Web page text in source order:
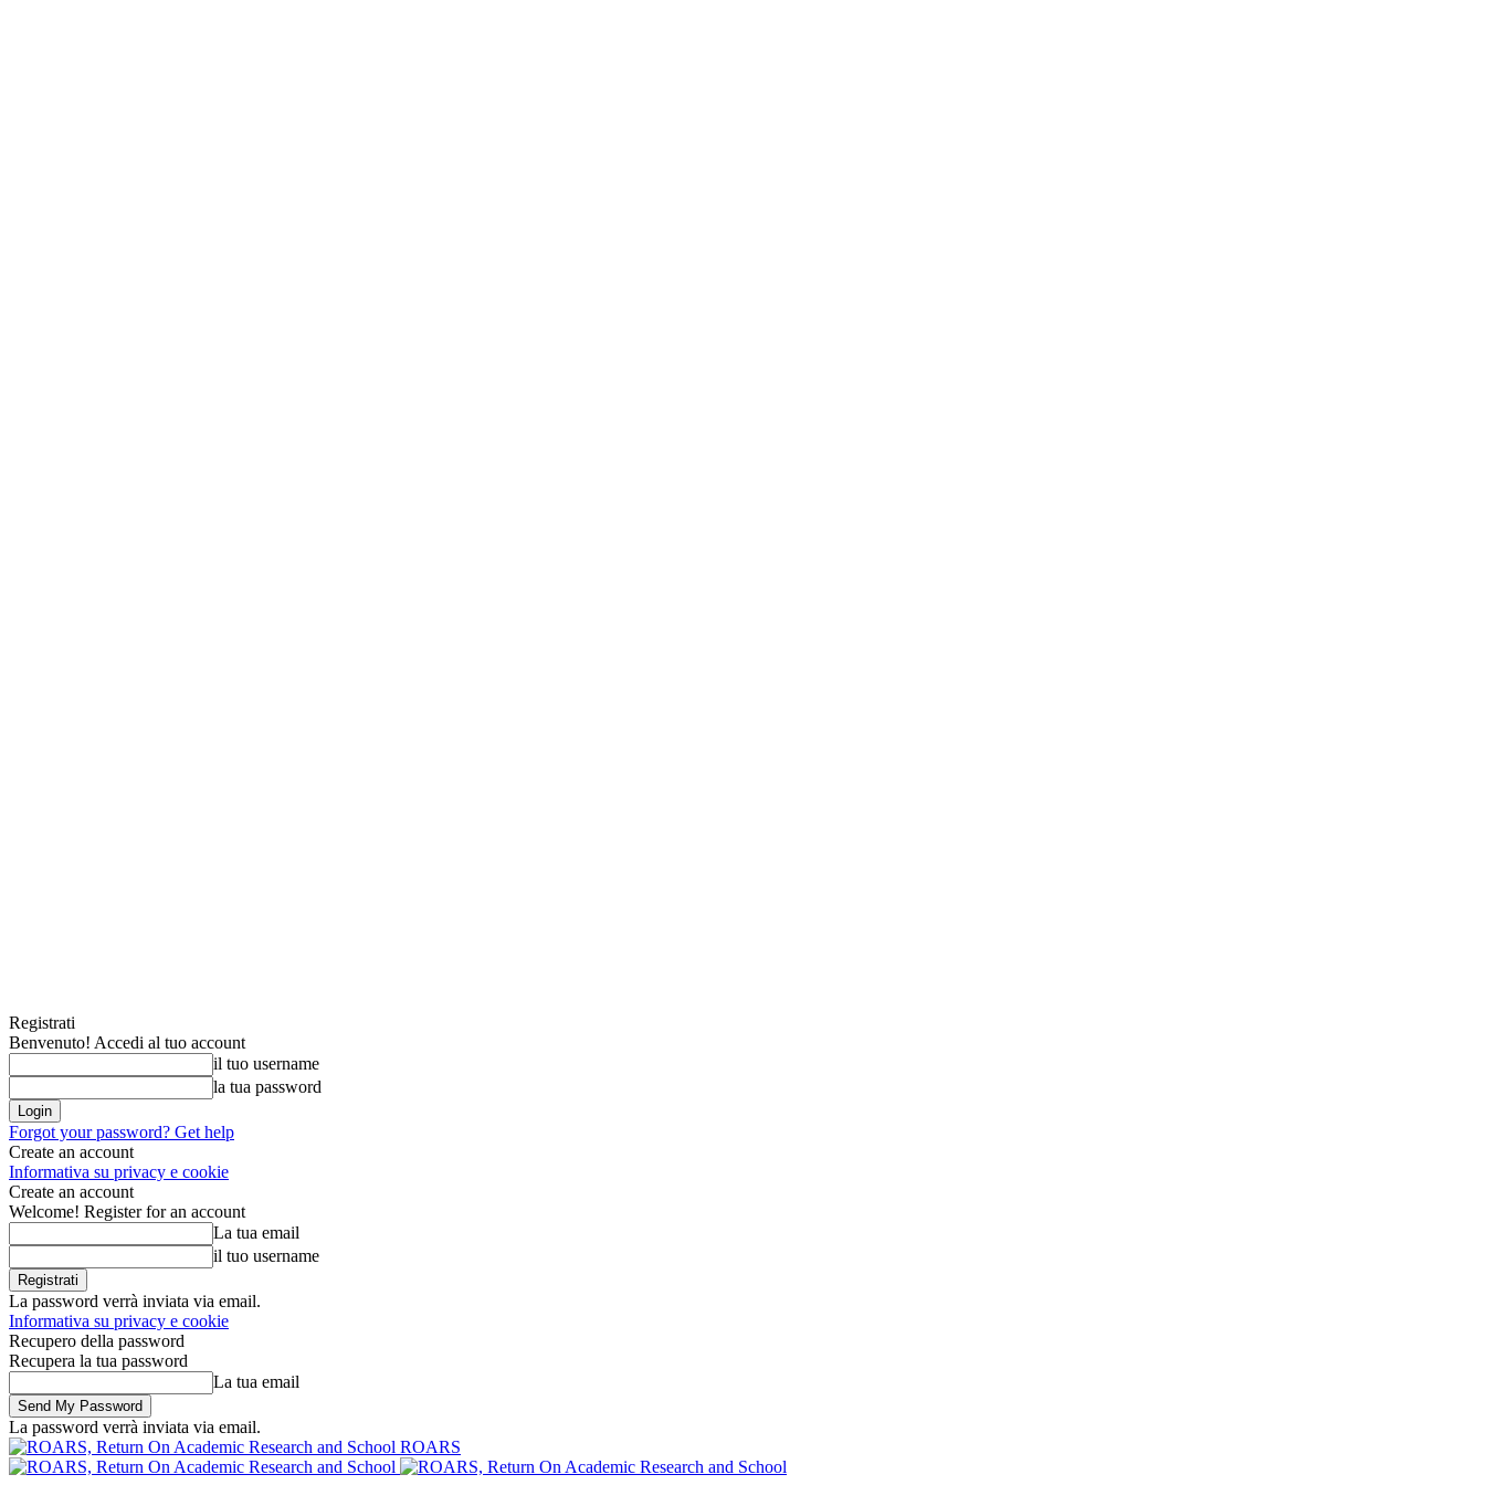
Registrati
Benvenuto! Accedi al tuo account
il tuo username
la tua password
Forgot your password? Get help
Create an account
Informativa su privacy e cookie
Create an account
Welcome! Register for an account
La tua email
il tuo username
La password verrà inviata via email.
Informativa su privacy e cookie
Recupero della password
Recupera la tua password
La tua email
La password verrà inviata via email.
ROARS